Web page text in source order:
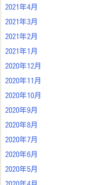
2021年4月
2021年3月
2021年2月
2021年1月
2020年12月
2020年11月
2020年10月
2020年9月
2020年8月
2020年7月
2020年6月
2020年5月